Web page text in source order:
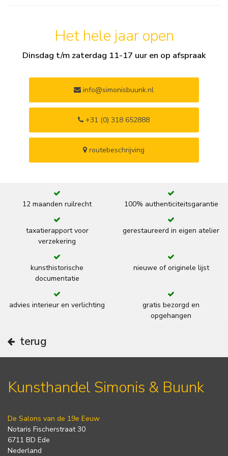
Het hele jaar open
Dinsdag t/m zaterdag 11-17 uur en op afspraak
info@simonisbuunk.nl
+31 (0) 318 652888
routebeschrijving
12 maanden ruilrecht 100% authenticiteitsgarantie
taxatierapport voor
verzekering
gerestaureerd in eigen atelier
kunsthistorische
documentatie
nieuwe of originele lijst
advies interieur en verlichting
gratis bezorgd en
opgehangen
terug
Kunsthandel Simonis & Buunk
De Salons van de 19e Eeuw
Notaris Fischerstraat 30
6711 BD Ede
Nederland